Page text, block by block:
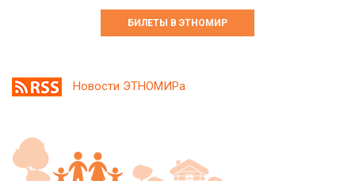
БИЛЕТЫ В ЭТНОМИР
Новости ЭТНОМИРа